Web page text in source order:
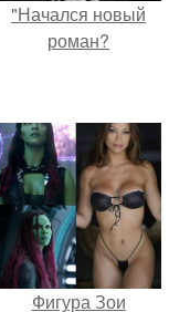
"Начался новый
роман?
Фигура Зои